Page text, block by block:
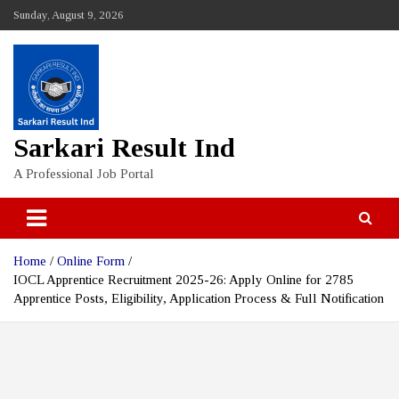
content
Sunday, August 9, 2026
Sarkari Result Ind
A Professional Job Portal
Home
Online Form
IOCL Apprentice Recruitment 2025-26: Apply Online for 2785
Apprentice Posts, Eligibility, Application Process & Full Notification